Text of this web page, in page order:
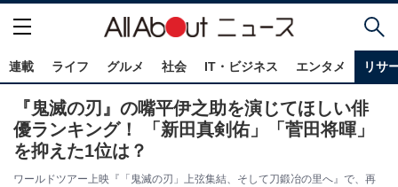
連載 ライフ グルメ 社会 IT・ビジネス エンタメ リサ
『鬼滅の刃』の嘴平伊之助を演じてほしい俳
優ランキング！ 「新田真剣佑」「菅田将暉」
を抑えた1位は？
ワールドツアー上映『「鬼滅の刃」上弦集結、そして刀鍛冶の里へ』で、再